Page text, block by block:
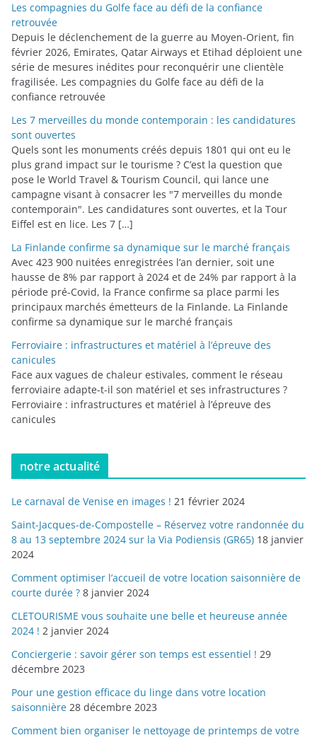
Les compagnies du Golfe face au défi de la confiance
retrouvée
Depuis le déclenchement de la guerre au Moyen-Orient, fin
février 2026, Emirates, Qatar Airways et Etihad déploient une
série de mesures inédites pour reconquérir une clientèle
fragilisée. Les compagnies du Golfe face au défi de la
confiance retrouvée
Les 7 merveilles du monde contemporain : les candidatures
sont ouvertes
Quels sont les monuments créés depuis 1801 qui ont eu le
plus grand impact sur le tourisme ? C’est la question que
pose le World Travel & Tourism Council, qui lance une
campagne visant à consacrer les "7 merveilles du monde
contemporain". Les candidatures sont ouvertes, et la Tour
Eiffel est en lice. Les 7 […]
La Finlande confirme sa dynamique sur le marché français
Avec 423 900 nuitées enregistrées l’an dernier, soit une
hausse de 8% par rapport à 2024 et de 24% par rapport à la
période pré-Covid, la France confirme sa place parmi les
principaux marchés émetteurs de la Finlande. La Finlande
confirme sa dynamique sur le marché français
Ferroviaire : infrastructures et matériel à l’épreuve des
canicules
Face aux vagues de chaleur estivales, comment le réseau
ferroviaire adapte-t-il son matériel et ses infrastructures ?
Ferroviaire : infrastructures et matériel à l’épreuve des
canicules
notre actualité
Le carnaval de Venise en images ! 21 février 2024
Saint-Jacques-de-Compostelle – Réservez votre randonnée du
8 au 13 septembre 2024 sur la Via Podiensis (GR65) 18 janvier
2024
Comment optimiser l’accueil de votre location saisonnière de
courte durée ? 8 janvier 2024
CLETOURISME vous souhaite une belle et heureuse année
2024 ! 2 janvier 2024
Conciergerie : savoir gérer son temps est essentiel ! 29
décembre 2023
Pour une gestion efficace du linge dans votre location
saisonnière 28 décembre 2023
Comment bien organiser le nettoyage de printemps de votre